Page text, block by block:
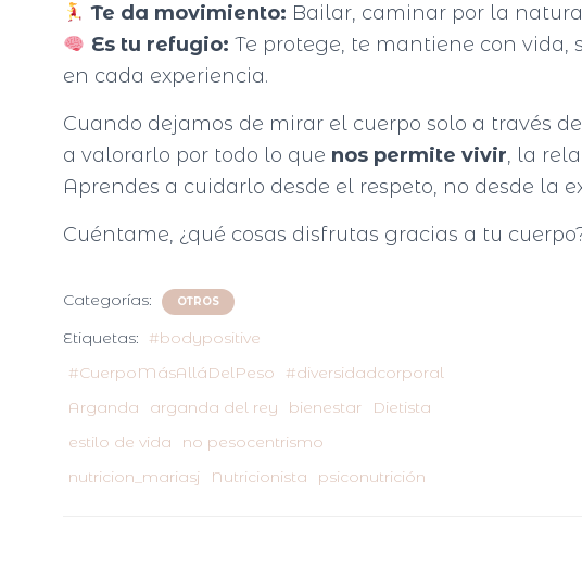
Te da movimiento: Bailar, caminar por la
Es tu refugio: Te protege, te mantiene con vida,
en cada experiencia.
Cuando dejamos de mirar el cuerpo solo a través
a valorarlo por todo lo que nos permite vivir, la
Aprendes a cuidarlo desde el respeto, no desde la
Cuéntame, ¿qué cosas disfrutas gracias a tu
Categorías: OTROS
Etiquetas:
#bodypositive
#CuerpoMásAlláDelPeso
#diversidadcorporal
Arganda
arganda del rey bienestar
Dietista
estilo de vida
no pesocentrismo
nutricion_mariasj
Nutricionista psiconutrición